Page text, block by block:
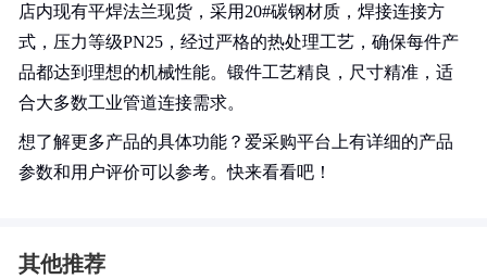
店内现有平焊法兰现货，采用20#碳钢材质，焊接连接方
式，压力等级PN25，经过严格的热处理工艺，确保每件产
品都达到理想的机械性能。锻件工艺精良，尺寸精准，适
合大多数工业管道连接需求。
想了解更多产品的具体功能？爱采购平台上有详细的产品
参数和用户评价可以参考。快来看看吧！
其他推荐